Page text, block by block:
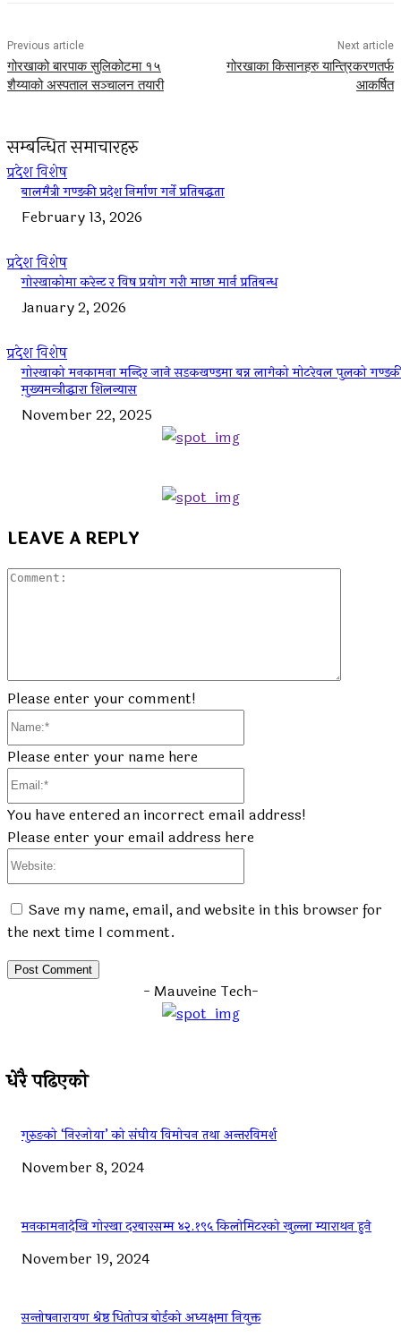
Previous article
गोरखाको बारपाक सुलिकोटमा १५
शैय्याको अस्पताल सञ्चालन तयारी
Next article
गोरखाका किसानहरु यान्त्रिकरणतर्फ
आकर्षित
सम्बन्धित समाचारहरु
प्रदेश विशेष
बालमैत्री गण्डकी प्रदेश निर्माण गर्ने प्रतिबद्धता
February 13, 2026
प्रदेश विशेष
गोरखाकोमा करेन्ट र विष प्रयोग गरी माछा मार्न प्रतिबन्ध
January 2, 2026
प्रदेश विशेष
गोरखाको मनकामना मन्दिर जाने सडकखण्डमा बन्न लागेको मोटरेवल पुलको
मुख्यमन्त्रीद्धारा शिलन्यास
November 22, 2025
LEAVE A REPLY
Please enter your comment!
Please enter your name here
You have entered an incorrect email address!
Please enter your email address here
Save my name, email, and website in this browser for
the next time I comment.
- Mauveine Tech-
धेरै पढिएको
गुरुङको ‘निरजोया’ को संघीय विमोचन तथा अन्तरविमर्श
November 8, 2024
मनकामनादेखि गोरखा दरबारसम्म ४२.१९५ किलोमिटरको खुल्ला म्याराथन हुने
November 19, 2024
सन्तोषनारायण श्रेष्ठ धितोपत्र बोर्डको अध्यक्षमा नियुक्त